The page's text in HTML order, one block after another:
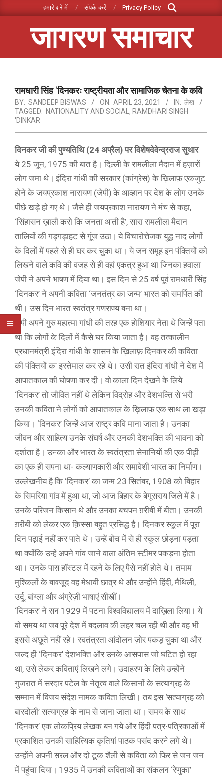
to
हमारे बारे में संपर्क करें Privacy Policy
Search
जागरण समाचार
Menuरामधारी सिंह ‘दिनकरः राष्ट्रीयता और सामाजिक चेतना के कवि
BY: SANDEEP BISWAS ON: APRIL 23, 2021 IN: लेख
TAGGED: NATIONALITY AND SOCIAL , RAMDHARI SINGH
'DINKAR
दिनकर जी की पुण्यतिथि (24 अप्रैल) पर विशेषदेवेन्द्रराज सुथार
ये 25 जून, 1975 की बात है। दिल्ली के रामलीला मैदान में हज़ारों
लोग जमा थे। इंदिरा गांधी की सरकार (कांग्रेस) के ख़िलाफ़ एकजुट
होने के जयप्रकाश नारायण (जेपी) के आव्हान पर देश के लोग उनके
पीछे खड़े हो गए थे। जैसे ही जयप्रकाश नारायण ने मंच से कहा,
‘सिंहासन ख़ाली करो कि जनता आती है’, सारा रामलीला मैदान
तालियों की गड़गड़ाहट से गूंज उठा। ये विचारोत्तेजक युद्ध नाद लोगों
के दिलों में पहले से ही घर कर चुका था। ये जन समूह इन पंक्तियों को
लिखने वाले कवि की वजह से ही वहां एकत्र हुआ था जिनका हवाला
जेपी ने अपने भाषण में दिया था। इस दिन से 25 वर्ष पूर्व रामधारी सिंह
‘दिनकर’ ने अपनी कविता ‘जनतंत्र का जन्म’ भारत को समर्पित की
थी। उस दिन भारत स्वतंत्र गणराज्य बना था।
जेपी अपने गुरु महात्मा गांधी की तरह एक होशियार नेता थे जिन्हें पता
था कि लोगों के दिलों में कैसे घर किया जाता है। वह तत्कालीन
प्रधानमंत्री इंदिरा गांधी के शासन के ख़िलाफ़ दिनकर की कविता
की पंक्तियों का इस्तेमाल कर रहे थे। उसी रात इंदिरा गांधी ने देश में
आपातकाल की घोषणा कर दी। वो काला दिन देखने के लिये
‘दिनकर’ तो जीवित नहीं थे लेकिन विद्रोह और देशभक्ति से भरी
उनकी कविता ने लोगों को आपातकाल के ख़िलाफ़ एक साथ ला खड़ा
किया। ‘दिनकर’ जिन्हें आज राष्ट्र कवि माना जाता है। उनका
जीवन और साहित्य उनके संघर्ष और उनकी देशभक्ति की भावना को
दर्शाता है। उनका और भारत के स्वतंत्रता सेनानियों की एक पीढ़ी
का एक ही सपना था- कल्याणकारी और समावेशी भारत का निर्माण।
उल्लेखनीय है कि ‘दिनकर’ का जन्म 23 सितंबर, 1908 को बिहार
के सिमरिया गांव में हुआ था, जो आज बिहार के बेगूसराय जिले में है।
उनके परिजन किसान थे और उनका बचपन ग़रीबी में बीता। उनकी
ग़रीबी को लेकर एक क़िस्सा बहुत प्रसिद्ध है। दिनकर स्कूल में पूरा
दिन पढ़ाई नहीं कर पाते थे। उन्हें बीच में से ही स्कूल छोड़ना पड़ता
था क्योंकि उन्हें अपने गांव जाने वाला अंतिम स्टीमर पकड़ना होता
था। उनके पास हॉस्टल में रहने के लिए पैसे नहीं होते थे। तमाम
मुश्किलों के बावजूद वह मेधावी छात्र थे और उन्होंने हिंदी, मैथिली,
उर्दू, बांग्ला और अंग्रेज़ी भाषाएं सीखीं।
‘दिनकर’ ने सन 1929 में पटना विश्वविद्यालय में दाख़िला लिया। ये
वो समय था जब पूरे देश में बदलाव की लहर चल रही थी और वह भी
इससे अछूते नहीं रहे। स्वतंत्रता आंदोलन ज़ोर पकड़ चुका था और
जल्द ही ‘दिनकर’ देशभक्ति और उनके आसपास जो घटित हो रहा
था, उसे लेकर कविताएं लिखने लगे। उदाहरण के लिये उन्होंने
गुजरात में सरदार पटेल के नेतृत्व वाले किसानों के सत्याग्रह के
सम्मान में विजय संदेश नामक कविता लिखी। तब इस ‘सत्याग्रह को
बारदोली’ सत्याग्रह के नाम से जाना जाता था। समय के साथ
‘दिनकर’ एक लोकप्रिय लेखक बन गये और हिंदी पत्र-पत्रिकाओं में
प्रकाशित उनकी साहित्यिक कृतियां पाठक पसंद करने लगे थे।
उन्होंने अपनी सरल और दो टूक शैली से कविता को फिर से जन जन
में पहुंचा दिया। 1935 में उनकी कविताओं का संकलन ‘रेणुका’